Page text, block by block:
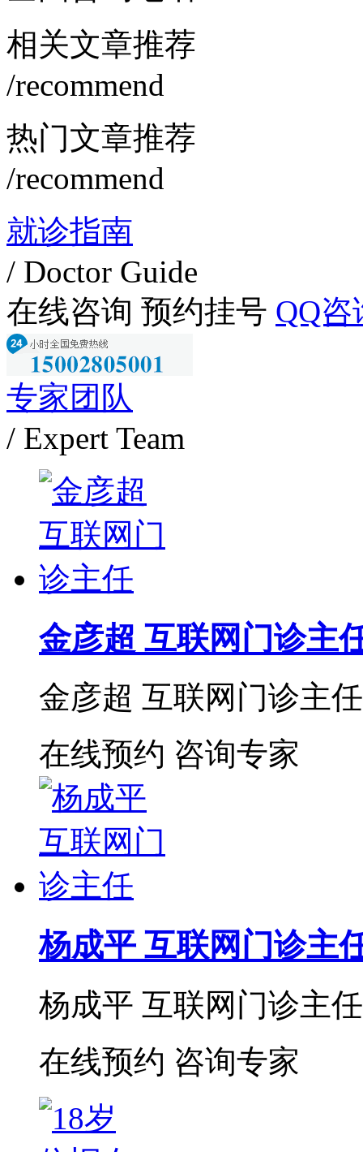
相关文章推荐
/recommend
热门文章推荐
/recommend
就诊指南
/ Doctor Guide
在线咨询 预约挂号 QQ咨
专家团队
/ Expert Team
金彦超 互联网门诊主
金彦超 互联网门诊主
在线预约 咨询专家
杨成平 互联网门诊主
杨成平 互联网门诊主
在线预约 咨询专家